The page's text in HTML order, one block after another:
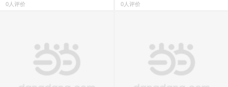
0人评价 0人评价